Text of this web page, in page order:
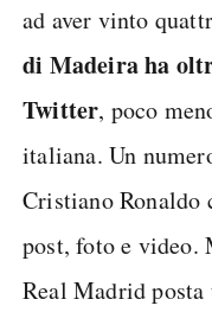
ad aver vinto
di Madeira ha
Twitter, poco
italiana. Un
Cristiano Ronaldo
post, foto e video.
Real Madrid